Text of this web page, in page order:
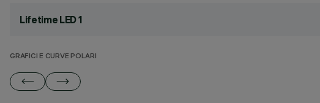
Lifetime LED 1
GRAFICI E CURVE POLARI